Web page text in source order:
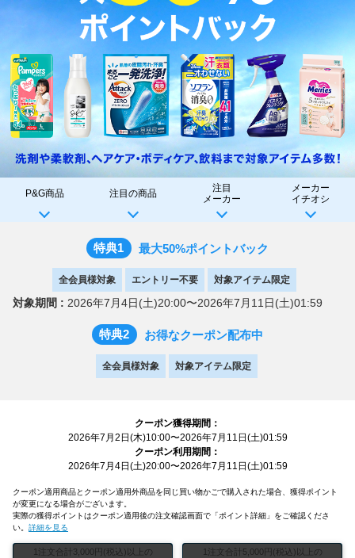
P&G商品 注目の商品
注目
メーカー
メーカー
イチオシ
特典1 最大50%ポイントバック
全会員様対象 エントリー不要 対象アイテム限定
対象期間 : 2026年7月4日(土)20:00〜2026年7月11日(土)01:59
特典2 お得なクーポン配布中
全会員様対象 対象アイテム限定
クーポン獲得期間：
2026年7月2日(木)10:00〜2026年7月11日(土)01:59
クーポン利用期間：
2026年7月4日(土)20:00〜2026年7月11日(土)01:59
クーポン適用商品とクーポン適用外商品を同じ買い物かごで購入された場合、獲得ポイント
が変更になる場合がございます。
実際の獲得ポイントはクーポン適用後の注文確認画面で「ポイント詳細」をご確認くださ
い。 詳細を見る
1注文合計3,000円(税込)以上の
1注文合計5,000円(税込)以上の